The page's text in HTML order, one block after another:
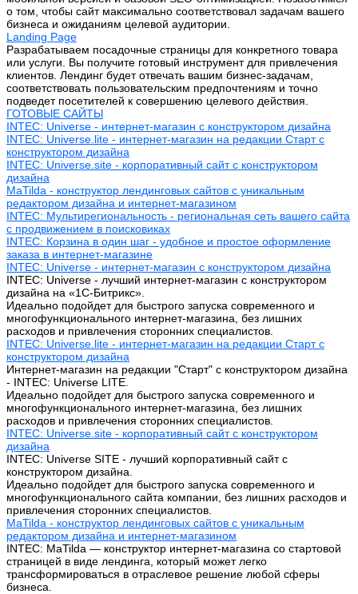
о том, чтобы сайт максимально соответствовал задачам вашего
бизнеса и ожиданиям целевой аудитории.
Landing Page
Разрабатываем посадочные страницы для конкретного товара
или услуги. Вы получите готовый инструмент для привлечения
клиентов. Лендинг будет отвечать вашим бизнес-задачам,
соответствовать пользовательским предпочтениям и точно
подведет посетителей к совершению целевого действия.
ГОТОВЫЕ САЙТЫ
INTEC: Universe - интернет-магазин с конструктором дизайна
INTEC: Universe.lite - интернет-магазин на редакции Старт с
конструктором дизайна
INTEC: Universe.site - корпоративный сайт с конструктором
дизайна
MaTilda - конструктор лендинговых сайтов с уникальным
редактором дизайна и интернет-магазином
INTEC: Мультирегиональность - региональная сеть вашего сайта
с продвижением в поисковиках
INTEC: Корзина в один шаг - удобное и простое оформление
заказа в интернет-магазине
INTEC: Universe - интернет-магазин с конструктором дизайна
INTEC: Universe - лучший интернет-магазин с конструктором
дизайна на «1C-Битрикс».
Идеально подойдет для быстрого запуска современного и
многофункционального интернет-магазина, без лишних
расходов и привлечения сторонних специалистов.
INTEC: Universe.lite - интернет-магазин на редакции Старт с
конструктором дизайна
Интернет-магазин на редакции "Старт" с конструктором дизайна
- INTEC: Universe LITE.
Идеально подойдет для быстрого запуска современного и
многофункционального интернет-магазина, без лишних
расходов и привлечения сторонних специалистов.
INTEC: Universe.site - корпоративный сайт с конструктором
дизайна
INTEC: Universe SITE - лучший корпоративный сайт с
конструктором дизайна.
Идеально подойдет для быстрого запуска современного и
многофункционального сайта компании, без лишних расходов и
привлечения сторонних специалистов.
MaTilda - конструктор лендинговых сайтов с уникальным
редактором дизайна и интернет-магазином
INTEC: MaTilda — конструктор интернет-магазина со стартовой
страницей в виде лендинга, который может легко
трансформироваться в отраслевое решение любой сферы
бизнеса.